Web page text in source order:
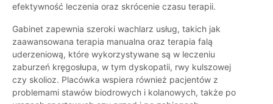
efektywność leczenia oraz skrócenie czasu terapii.
Gabinet zapewnia szeroki wachlarz usług, takich jak
zaawansowana terapia manualna oraz terapia falą
uderzeniową, które wykorzystywane są w leczeniu
zaburzeń kręgosłupa, w tym dyskopatii, rwy kulszowej
czy skolioz. Placówka wspiera również pacjentów z
problemami stawów biodrowych i kolanowych, także po